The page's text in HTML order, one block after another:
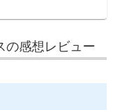
の感想レビュー